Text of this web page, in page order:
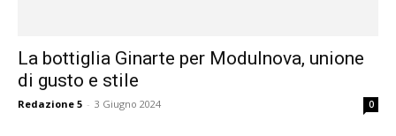
La bottiglia Ginarte per Modulnova, unione
di gusto e stile
Redazione 5 - 3 Giugno 2024 0